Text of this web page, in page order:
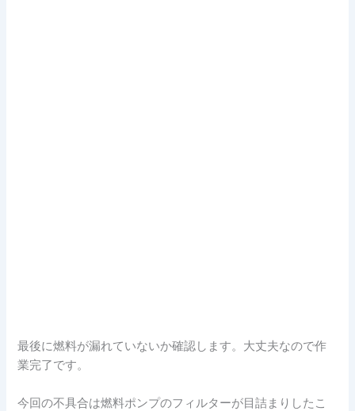
最後に燃料が漏れていないか確認します。大丈夫なので作
業完了です。
今回の不具合は燃料ポンプのフィルターが目詰まりしたこ